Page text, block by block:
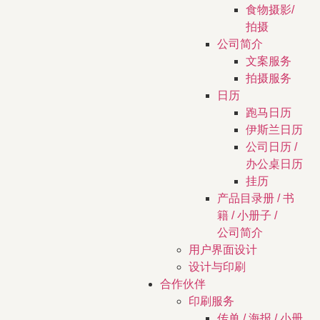
食物摄影/
拍摄
公司简介
文案服务
拍摄服务
日历
跑马日历
伊斯兰日历
公司日历 /
办公桌日历
挂历
产品目录册 / 书
籍 / 小册子 /
公司简介
用户界面设计
设计与印刷
合作伙伴
印刷服务